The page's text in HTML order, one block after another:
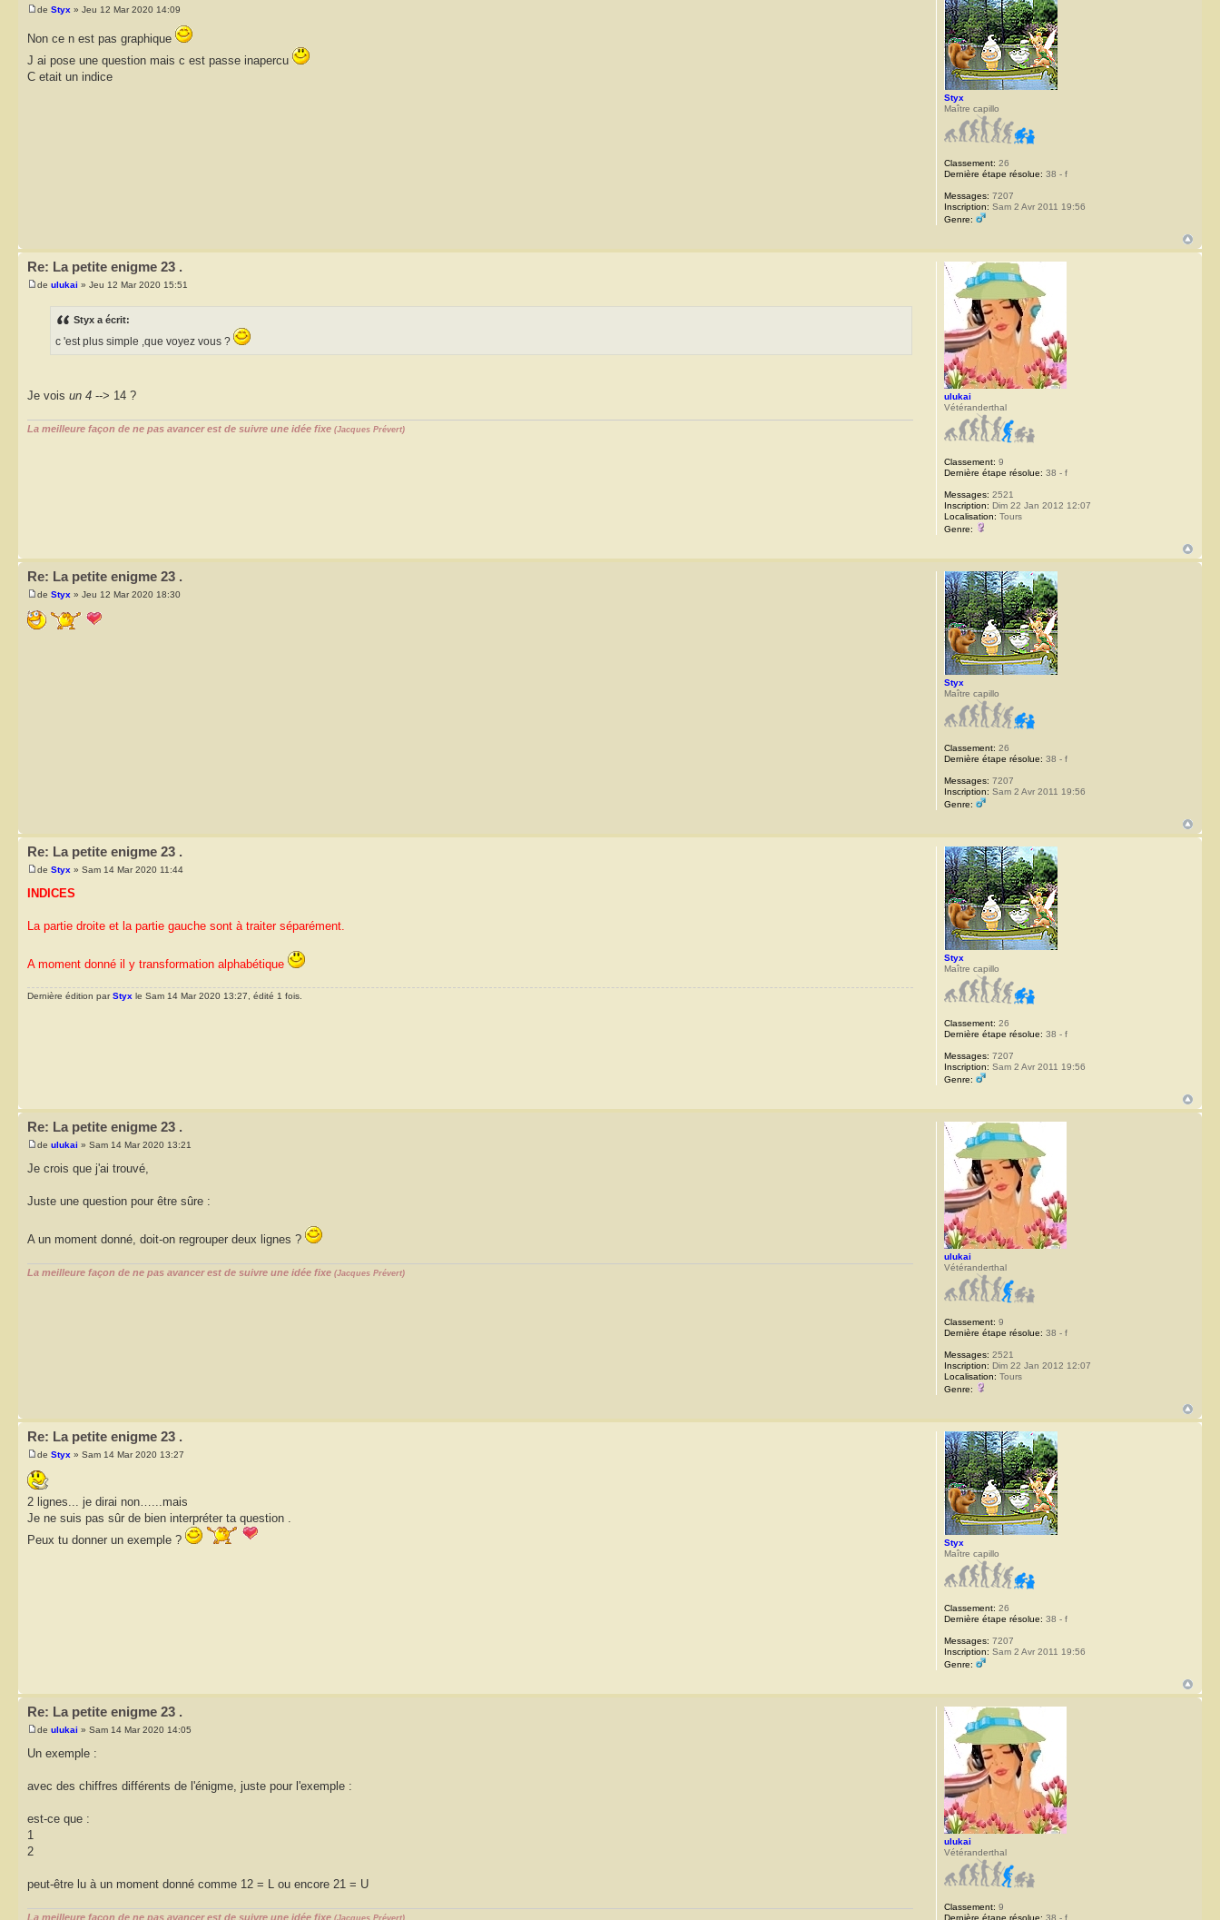
de Styx » Jeu 12 Mar 2020 14:09
Non ce n est pas graphique
J ai pose une question mais c est passe inapercu
C etait un indice
Styx
Maître capillo
Classement: 26
Dernière étape résolue: 38 - f
Messages: 7207
Inscription: Sam 2 Avr 2011 19:56
Genre:
Re: La petite enigme 23 .
de ulukai » Jeu 12 Mar 2020 15:51
Styx a écrit:
c 'est plus simple ,que voyez vous ?
Je vois un 4 --> 14 ?
La meilleure façon de ne pas avancer est de suivre une idée fixe (Jacques Prévert)
ulukai
Vétéranderthal
Classement: 9
Dernière étape résolue: 38 - f
Messages: 2521
Inscription: Dim 22 Jan 2012 12:07
Localisation: Tours
Genre:
Re: La petite enigme 23 .
de Styx » Jeu 12 Mar 2020 18:30
Styx
Maître capillo
Classement: 26
Dernière étape résolue: 38 - f
Messages: 7207
Inscription: Sam 2 Avr 2011 19:56
Genre:
Re: La petite enigme 23 .
de Styx » Sam 14 Mar 2020 11:44
INDICES
La partie droite et la partie gauche sont à traiter séparément.
A moment donné il y transformation alphabétique
Dernière édition parStyx le Sam 14 Mar 2020 13:27, édité 1 fois.
Styx
Maître capillo
Classement: 26
Dernière étape résolue: 38 - f
Messages: 7207
Inscription: Sam 2 Avr 2011 19:56
Genre:
Re: La petite enigme 23 .
de ulukai » Sam 14 Mar 2020 13:21
Je crois que j'ai trouvé,
Juste une question pour être sûre :
A un moment donné, doit-on regrouper deux lignes ?
La meilleure façon de ne pas avancer est de suivre une idée fixe (Jacques Prévert)
ulukai
Vétéranderthal
Classement: 9
Dernière étape résolue: 38 - f
Messages: 2521
Inscription: Dim 22 Jan 2012 12:07
Localisation: Tours
Genre:
Re: La petite enigme 23 .
de Styx » Sam 14 Mar 2020 13:27
2 lignes... je dirai non…...mais
Je ne suis pas sûr de bien interpréter ta question .
Peux tu donner un exemple ?
Styx
Maître capillo
Classement: 26
Dernière étape résolue: 38 - f
Messages: 7207
Inscription: Sam 2 Avr 2011 19:56
Genre:
Re: La petite enigme 23 .
de ulukai » Sam 14 Mar 2020 14:05
Un exemple :
avec des chiffres différents de l'énigme, juste pour l'exemple :
est-ce que :
1
2
peut-être lu à un moment donné comme 12 = L ou encore 21 = U
La meilleure façon de ne pas avancer est de suivre une idée fixe
ulukai
Vétéranderthal
Classement: 9
Dernière étape résolue: 38 - f